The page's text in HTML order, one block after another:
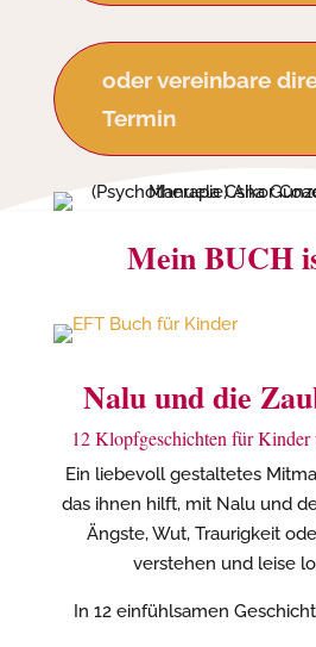
oder vereinbare
Termin
Mein BUCH
Nalu und die
12 Klopfgeschichten für Kinder
Ein liebevoll gestaltetes
das ihnen hilft, mit Nalu und
Ängste, Wut, Traurigkeit
verstehen und leise
In 12 einfühlsamen